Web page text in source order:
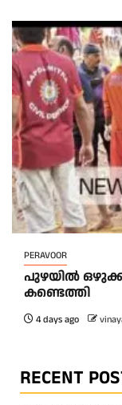
PERAVOOR
പുഴയിൽ
കണ്ടെത്തി
4 days ago
RECENT